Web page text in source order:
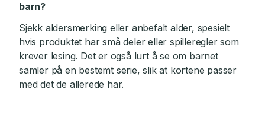
barn?
Sjekk aldersmerking eller anbefalt alder, spesielt
hvis produktet har små deler eller spilleregler som
krever lesing. Det er også lurt å se om barnet
samler på en bestemt serie, slik at kortene passer
med det de allerede har.